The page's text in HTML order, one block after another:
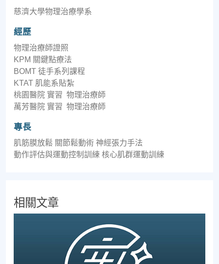
慈濟大學物理治療學系
經歷
物理治療師證照
KPM 關鍵點療法
BOMT 徒手系列課程
KTAT 肌能系貼紮
桃園醫院 實習 物理治療師
萬芳醫院 實習 物理治療師
專長
肌筋膜放鬆 關節鬆動術 神經張力手法
動作評估與運動控制訓練 核心肌群運動訓練
相關文章